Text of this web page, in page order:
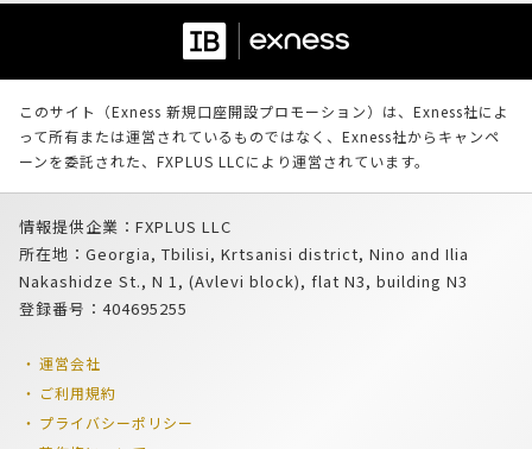
このサイト（Exness 新規口座開設プロモーション）は、Exness社によ
って所有または運営されているものではなく、Exness社からキャンペ
ーンを委託された、FXPLUS LLCにより運営されています。
情報提供企業：FXPLUS LLC
所在地：Georgia, Tbilisi, Krtsanisi district, Nino and Ilia
Nakashidze St., N 1, (Avlevi block), flat N3, building N3
登録番号：404695255
運営会社
ご利用規約
プライバシーポリシー